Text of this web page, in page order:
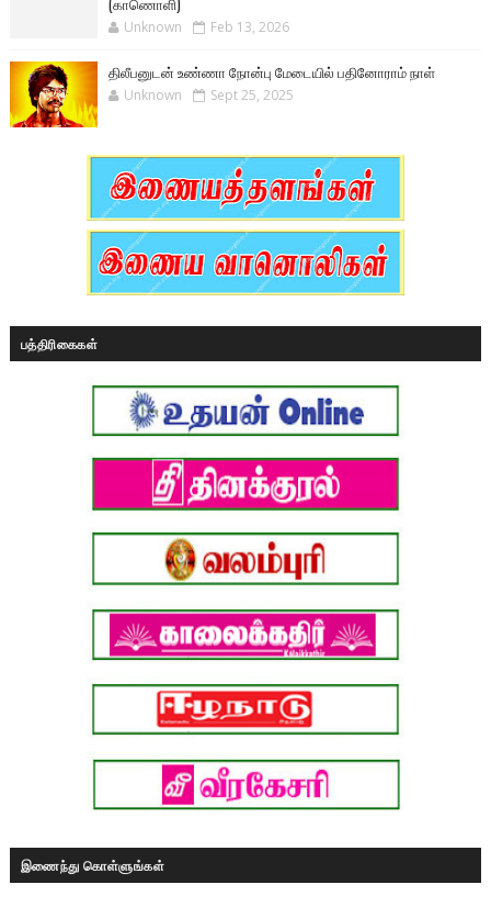
Unknown Feb 13, 2026
திலீபனுடன் உண்ணா நோன்பு மேடையில் பதினோராம் நாள்
Unknown Sept 25, 2025
பத்திரிகைகள்
இணைந்து கொள்ளுங்கள்